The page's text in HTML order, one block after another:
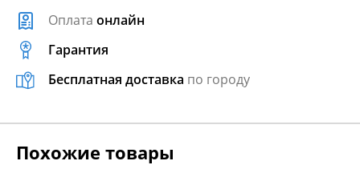
Оплата онлайн
Гарантия
Бесплатная доставка по городу
Похожие товары